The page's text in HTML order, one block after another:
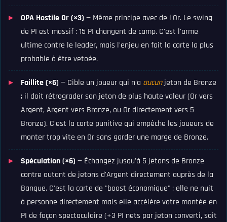
OPA Hostile Or (×3) — Même principe avec de l'Or. Le swing
de PI est massif : 15 PI changent de camp. C'est l'arme
ultime contre le leader, mais l'enjeu en fait la carte la plus
probable à être vetoée.
Faillite (×6) — Cible un joueur qui n'a aucunjeton de Bronze
; il doit rétrograder son jeton de plus haute valeur (Or vers
Argent, Argent vers Bronze, ou Or directement vers 5
Bronze). C'est la carte punitive qui empêche les joueurs de
monter trop vite en Or sans garder une marge de Bronze.
Spéculation (×6) — Échangez jusqu'à 5 jetons de Bronze
contre autant de jetons d'Argent directement auprès de la
Banque. C'est la carte de "boost économique" : elle ne nuit
à personne directement mais elle accélère votre montée en
PI de façon spectaculaire (+3 PI nets par jeton converti, soit